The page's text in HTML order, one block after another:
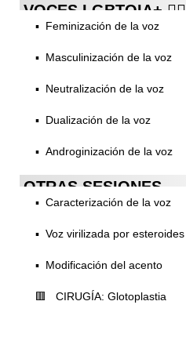
VOCES LGBTQIA+ 🏳️‍🌈
▪️ Feminización de la voz
▪️ Masculinización de la voz
▪️ Neutralización de la voz
▪️ Dualización de la voz
▪️ Androginización de la voz
OTRAS SESIONES
▪️ Caracterización de la voz
▪️ Voz virilizada por esteroides
▪️ Modificación del acento
🟥 CIRUGÍA: Glotoplastia